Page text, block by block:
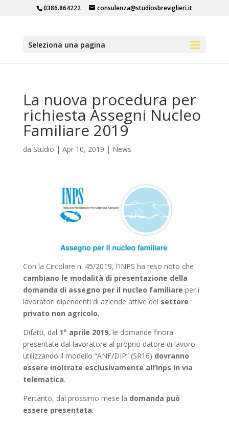
0386.864222 consulenza@studiosbreviglieri.it
Seleziona una pagina
La nuova procedura per
richiesta Assegni Nucleo
Familiare 2019
da Studio | Apr 10, 2019 | News
Con la Circolare n. 45/2019, l’INPS ha reso noto che
cambiano le modalità di presentazione della
domanda di assegno per il nucleo familiare per i
lavoratori dipendenti di aziende attive del settore
privato non agricolo.
Difatti, dal 1° aprile 2019, le domande finora
presentate dal lavoratore al proprio datore di lavoro
utilizzando il modello “ANF/DIP” (SR16) dovranno
essere inoltrate esclusivamente all’Inps in via
telematica.
Pertanto, dal prossimo mese la domanda può
essere presentata: